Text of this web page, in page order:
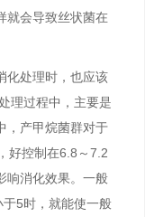
就会导致丝状菌在
化处理时，也应该
理过程中，主要是
，产甲烷菌群对于
好控制在6.8～7.2
响消化效果。一般
5时，就能使一般